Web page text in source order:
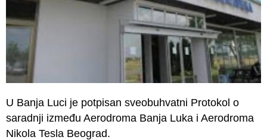
U Banja Luci je potpisan sveobuhvatni Protokol o
saradnji između Aerodroma Banja Luka i Aerodroma
Nikola Tesla Beograd.